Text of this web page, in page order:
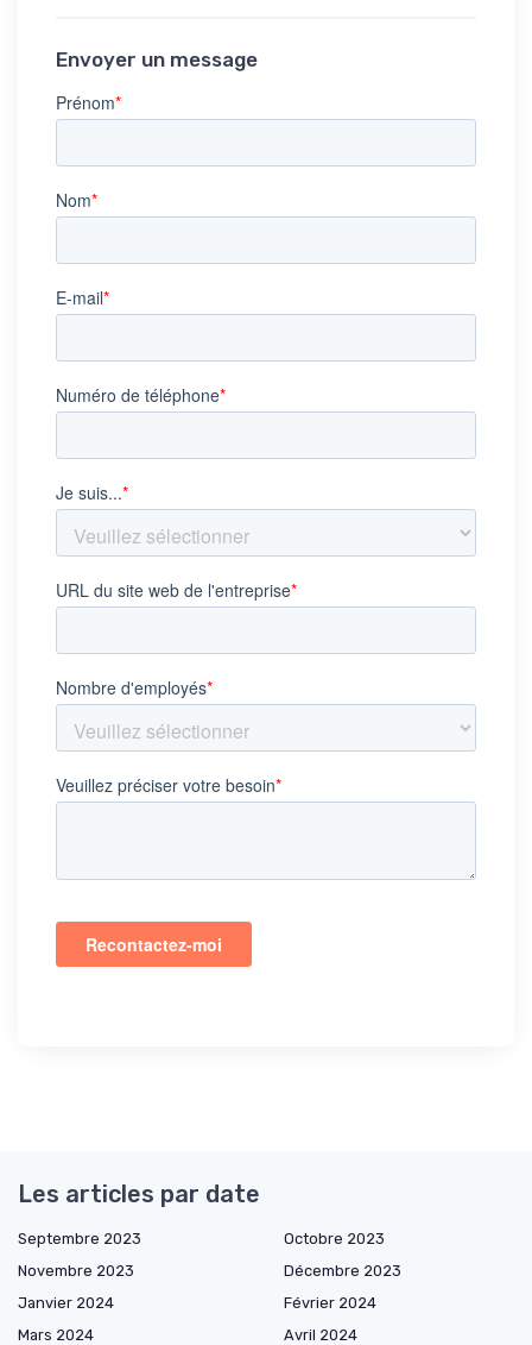
Envoyer un message
Les articles par date
Septembre 2023
Octobre 2023
Novembre 2023
Décembre 2023
Janvier 2024
Février 2024
Mars 2024
Avril 2024